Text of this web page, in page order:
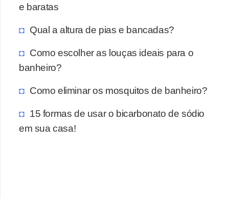
e baratas
Qual a altura de pias e bancadas?
Como escolher as louças ideais para o
banheiro?
Como eliminar os mosquitos de banheiro?
15 formas de usar o bicarbonato de sódio
em sua casa!